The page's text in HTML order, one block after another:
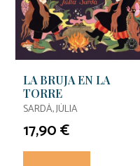
LA BRUJA EN LA
TORRE
SARDÀ, JÚLIA
17,90 €